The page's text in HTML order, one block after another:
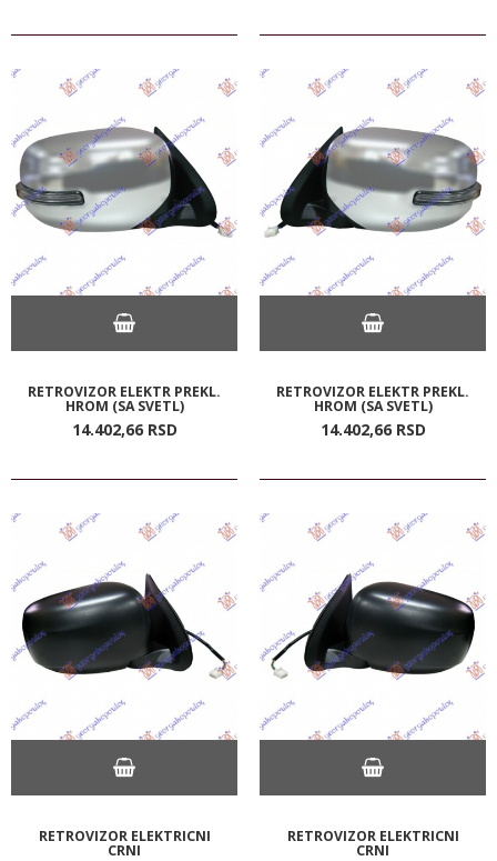
RETROVIZOR ELEKTR PREKL.
HROM (SA SVETL)
14.402,66 RSD
RETROVIZOR ELEKTR PREKL.
HROM (SA SVETL)
14.402,66 RSD
RETROVIZOR ELEKTRICNI
CRNI
RETROVIZOR ELEKTRICNI
CRNI